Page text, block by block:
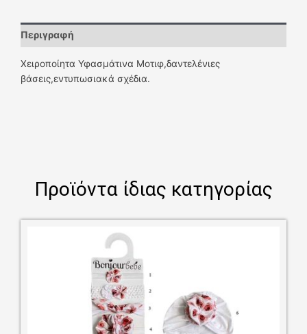
Περιγραφή
Χειροποίητα Υφασμάτινα Μοτιφ,δαντελένιες
βάσεις,εντυπωσιακά σχέδια.
Προϊόντα ίδιας κατηγορίας